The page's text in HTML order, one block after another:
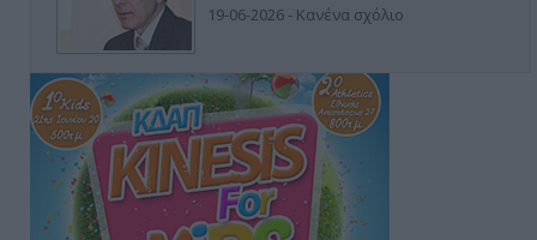
19-06-2026 - Κανένα σχόλιο